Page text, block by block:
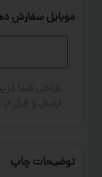
موبایل سفارش
توضیحات چاپ